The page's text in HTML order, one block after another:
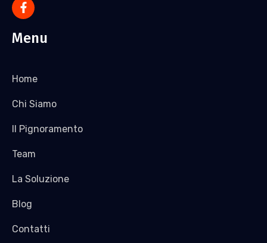
Menu
Home
Chi Siamo
Il Pignoramento
Team
La Soluzione
Blog
Contatti